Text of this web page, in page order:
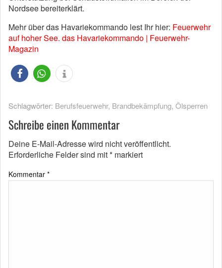
Nordsee bereiterklärt.
Mehr über das Havariekommando lest Ihr hier: Feuerwehr
auf hoher See. das Havariekommando | Feuerwehr-
Magazin
Schlagwörter: Berufsfeuerwehr, Brandbekämpfung, Ölsperren
Schreibe einen Kommentar
Deine E-Mail-Adresse wird nicht veröffentlicht.
Erforderliche Felder sind mit* markiert
Kommentar *